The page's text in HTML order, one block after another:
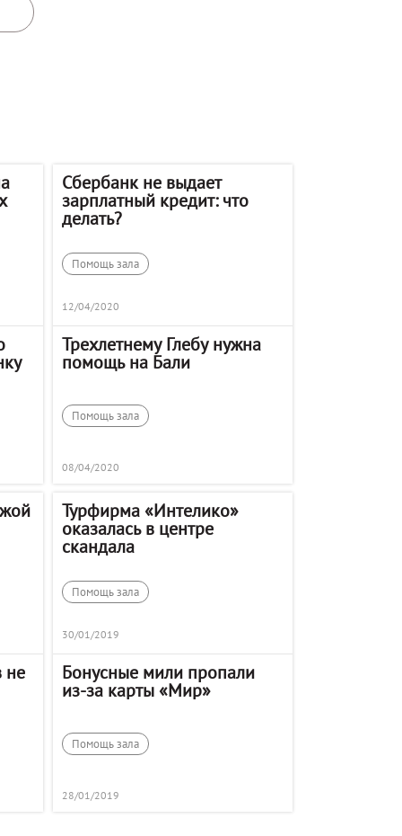
Сбербанк не выдает
зарплатный кредит: что
делать?
Помощь зала
12/04/2020
Трехлетнему Глебу нужна
помощь на Бали
Помощь зала
08/04/2020
не
Турфирма «Интелико»
оказалась в центре
скандала
Помощь зала
30/01/2019
Бонусные мили пропали
из-за карты «Мир»
Помощь зала
28/01/2019